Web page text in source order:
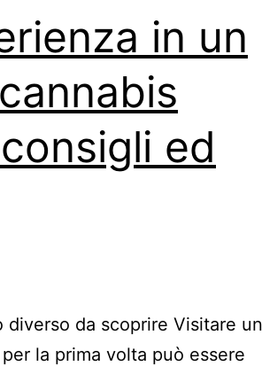
in un
ed
da scoprire Visitare un
la prima volta può essere